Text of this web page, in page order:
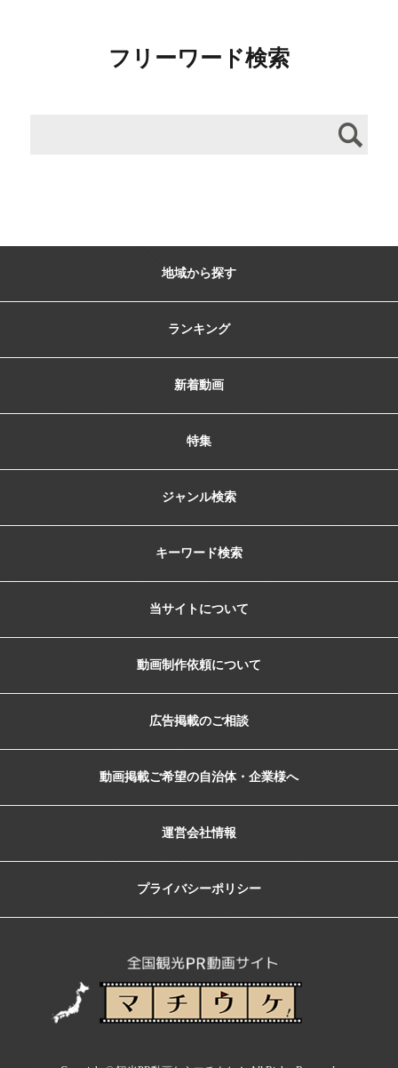
フリーワード検索
地域から探す
ランキング
新着動画
特集
ジャンル検索
キーワード検索
当サイトについて
動画制作依頼について
広告掲載のご相談
動画掲載ご希望の自治体・企業様へ
運営会社情報
プライバシーポリシー